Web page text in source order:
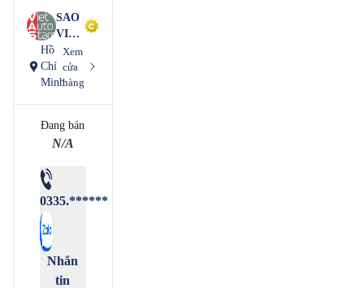
SAO
VIỆT
Ô
TÔ
Hồ
Chí
Minh
Xem
cửa
hàng
Đang bán
N/A
0335.******
Nhắn
tin